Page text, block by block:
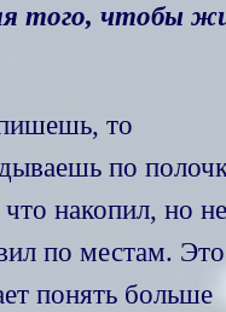
того, чтобы
то
по
что накопил, но не
по местам. Это
понять больше